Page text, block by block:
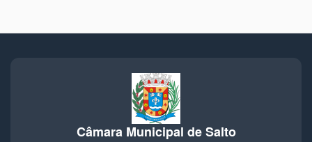
Câmara Municipal de Salto